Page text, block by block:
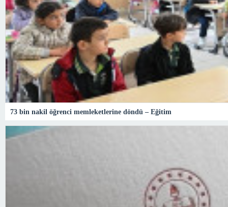
73 bin nakil öğrenci memleketlerine döndü – Eğitim